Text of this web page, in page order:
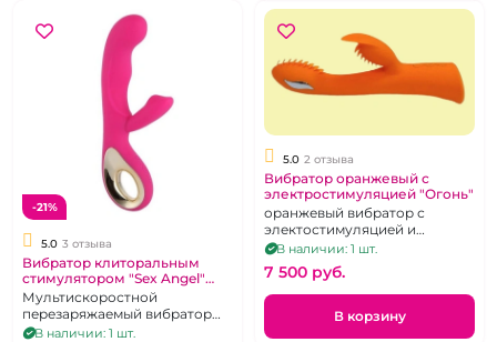
-21%
5.0 3 отзыва
Вибратор клиторальным
стимулятором "Sex Angel"
розовый
Мультискоростной
перезаряжаемый вибратор
Sex Angel II, 10 режимов
В наличии: 1 шт.
5.0 2 отзыва
Вибратор оранжевый с
электростимуляцией "Огонь"
оранжевый вибратор с
электостимуляцией и
клиторальным отростком
В наличии: 1 шт.
7 500 pуб.
В корзину